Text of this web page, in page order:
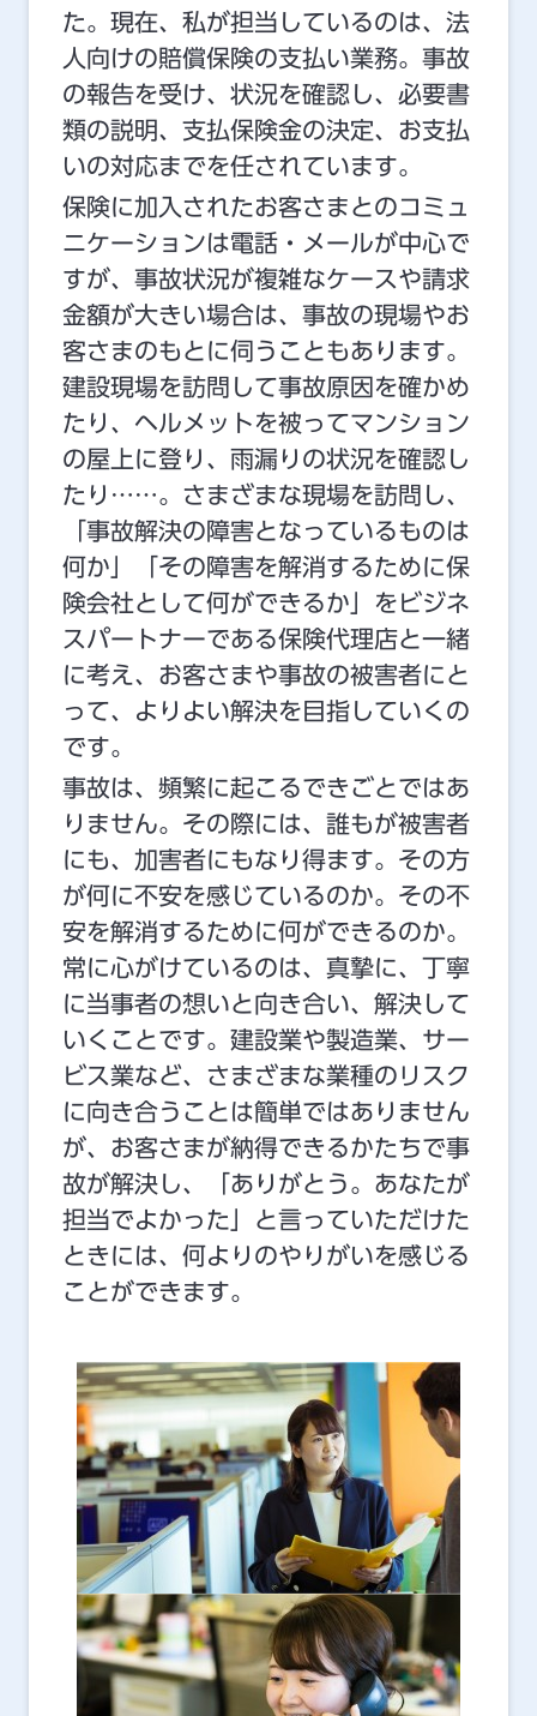
た。現在、私が担当しているのは、法
人向けの賠償保険の支払い業務。事故
の報告を受け、状況を確認し、必要書
類の説明、支払保険金の決定、お支払
いの対応までを任されています。
保険に加入されたお客さまとのコミュ
ニケーションは電話・メールが中心で
すが、事故状況が複雑なケースや請求
金額が大きい場合は、事故の現場やお
客さまのもとに伺うこともあります。
建設現場を訪問して事故原因を確かめ
たり、ヘルメットを被ってマンション
の屋上に登り、雨漏りの状況を確認し
たり……。さまざまな現場を訪問し、
「事故解決の障害となっているものは
何か」「その障害を解消するために保
険会社として何ができるか」をビジネ
スパートナーである保険代理店と一緒
に考え、お客さまや事故の被害者にと
って、よりよい解決を目指していくの
です。
事故は、頻繁に起こるできごとではあ
りません。その際には、誰もが被害者
にも、加害者にもなり得ます。その方
が何に不安を感じているのか。その不
安を解消するために何ができるのか。
常に心がけているのは、真摯に、丁寧
に当事者の想いと向き合い、解決して
いくことです。建設業や製造業、サー
ビス業など、さまざまな業種のリスク
に向き合うことは簡単ではありません
が、お客さまが納得できるかたちで事
故が解決し、「ありがとう。あなたが
担当でよかった」と言っていただけた
ときには、何よりのやりがいを感じる
ことができます。